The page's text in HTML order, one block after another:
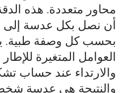
محاور متعددة. هذه
أن نصل بكل عدسة إلى
بحسب كل وصفة طبية.
العوامل المتغيرة
والارتداء عند حساب
والنتيجة هي عدسة